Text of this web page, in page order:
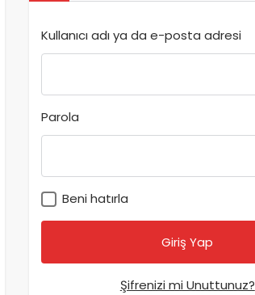
Kullanıcı adı ya da e-posta adresi
Parola
Beni hatırla
Şifrenizi mi Unuttunuz?